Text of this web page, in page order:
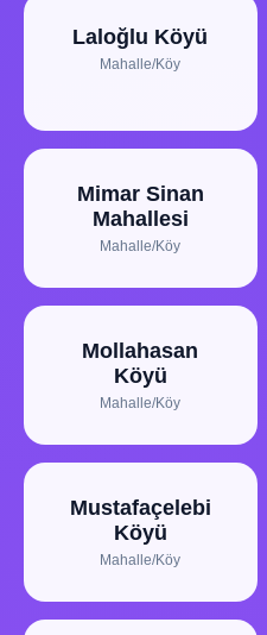
Laloğlu Köyü
Mahalle/Köy
Mimar Sinan
Mahallesi
Mahalle/Köy
Mollahasan
Köyü
Mahalle/Köy
Mustafaçelebi
Köyü
Mahalle/Köy